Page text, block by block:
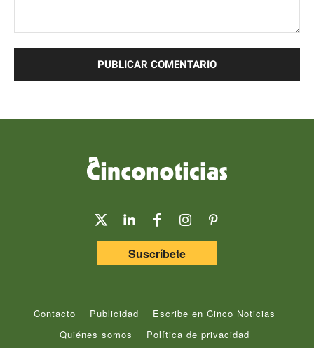
Suscríbete
Contacto Publicidad
Escribe en Cinco Noticias
Quiénes somos
Política de privacidad